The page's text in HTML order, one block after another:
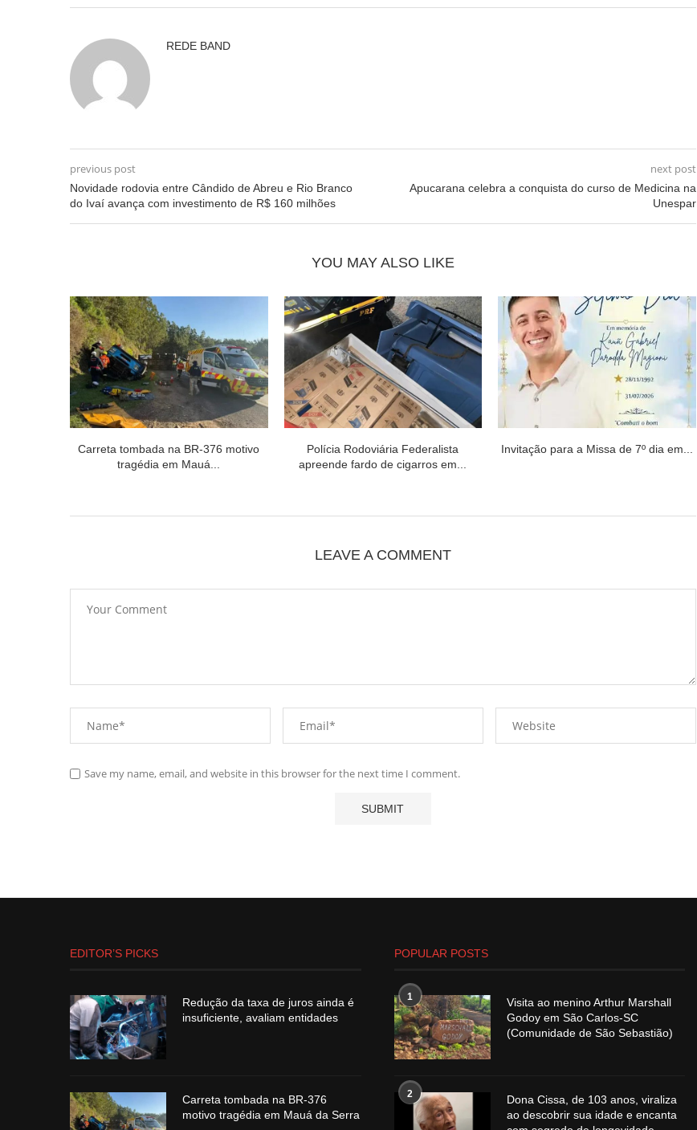
REDE BAND
previous post
Novidade rodovia entre Cândido de Abreu e Rio Branco
do Ivaí avança com investimento de R$ 160 milhões
next post
Apucarana celebra a conquista do curso de Medicina na
Unespar
YOU MAY ALSO LIKE
Carreta tombada na BR-376 motivo
tragédia em Mauá...
Polícia Rodoviária Federalista
apreende fardo de cigarros em...
Invitação para a Missa de 7º dia em...
LEAVE A COMMENT
Save my name, email, and website in this browser for the next time I comment.
EDITOR’S PICKS
Redução da taxa de juros ainda é
insuficiente, avaliam entidades
Carreta tombada na BR-376
motivo tragédia em Mauá da Serra
POPULAR POSTS
1
Visita ao menino Arthur Marshall
Godoy em São Carlos-SC
(Comunidade de São Sebastião)
2
Dona Cissa, de 103 anos, viraliza
ao descobrir sua idade e encanta